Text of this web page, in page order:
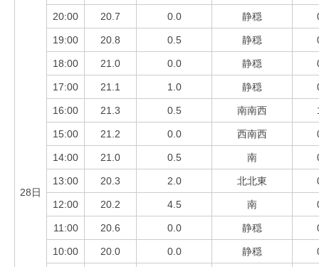
28日
20:00 20.7 0.0 静穏
19:00 20.8 0.5 静穏
18:00 21.0 0.0 静穏
17:00 21.1 1.0 静穏
16:00 21.3 0.5 南南西
15:00 21.2 0.0 西南西
14:00 21.0 0.5 南
13:00 20.3 2.0 北北東
12:00 20.2 4.5 南
11:00 20.6 0.0 静穏
10:00 20.0 0.0 静穏